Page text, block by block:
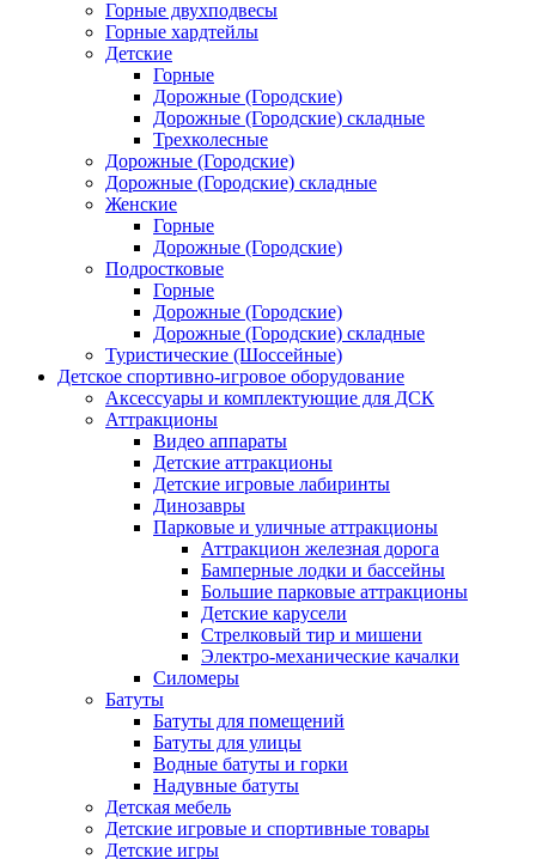
Горные двухподвесы
Горные хардтейлы
Детские
Горные
Дорожные (Городские)
Дорожные (Городские) складные
Трехколесные
Дорожные (Городские)
Дорожные (Городские) складные
Женские
Горные
Дорожные (Городские)
Подростковые
Горные
Дорожные (Городские)
Дорожные (Городские) складные
Туристические (Шоссейные)
Детское спортивно-игровое оборудование
Аксессуары и комплектующие для ДСК
Аттракционы
Видео аппараты
Детские аттракционы
Детские игровые лабиринты
Динозавры
Парковые и уличные аттракционы
Аттракцион железная дорога
Бамперные лодки и бассейны
Большие парковые аттракционы
Детские карусели
Стрелковый тир и мишени
Электро-механические качалки
Силомеры
Батуты
Батуты для помещений
Батуты для улицы
Водные батуты и горки
Надувные батуты
Детская мебель
Детские игровые и спортивные товары
Детские игры